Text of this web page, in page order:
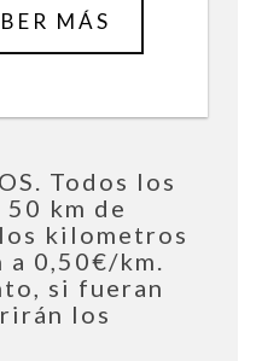
desde
2,50€
MÁS
Todos los
km de
kilometros
a 0,50€/km.
si fueran
los